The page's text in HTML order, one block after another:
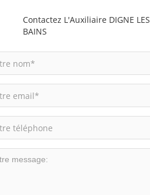
Contactez L'Auxiliaire DIGNE LES
BAINS